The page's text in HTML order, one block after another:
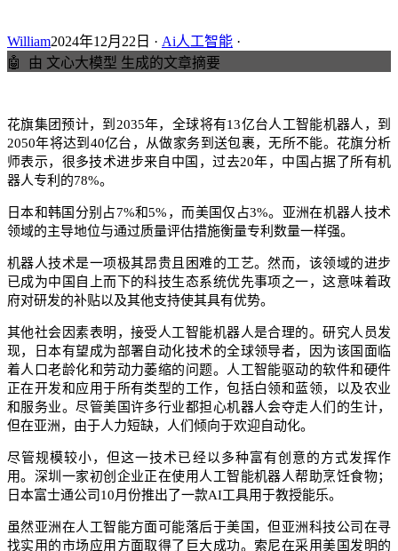
William2024年12月22日 · Ai人工智能 ·
🤖
由 文心大模型 生成的文章摘要
花旗集团预计，到2035年，全球将有13亿台人工智能机器人，到
2050年将达到40亿台，从做家务到送包裹，无所不能。花旗分析
师表示，很多技术进步来自中国，过去20年，中国占据了所有机
器人专利的78%。
日本和韩国分别占7%和5%，而美国仅占3%。亚洲在机器人技术
领域的主导地位与通过质量评估措施衡量专利数量一样强。
机器人技术是一项极其昂贵且困难的工艺。然而，该领域的进步
已成为中国自上而下的科技生态系统优先事项之一，这意味着政
府对研发的补贴以及其他支持使其具有优势。
其他社会因素表明，接受人工智能机器人是合理的。研究人员发
现，日本有望成为部署自动化技术的全球领导者，因为该国面临
着人口老龄化和劳动力萎缩的问题。人工智能驱动的软件和硬件
正在开发和应用于所有类型的工作，包括白领和蓝领，以及农业
和服务业。尽管美国许多行业都担心机器人会夺走人们的生计，
但在亚洲，由于人力短缺，人们倾向于欢迎自动化。
尽管规模较小，但这一技术已经以多种富有创意的方式发挥作
用。深圳一家初创企业正在使用人工智能机器人帮助烹饪食物；
日本富士通公司10月份推出了一款AI工具用于教授能乐。
虽然亚洲在人工智能方面可能落后于美国，但亚洲科技公司在寻
找实用的市场应用方面取得了巨大成功。索尼在采用美国发明的